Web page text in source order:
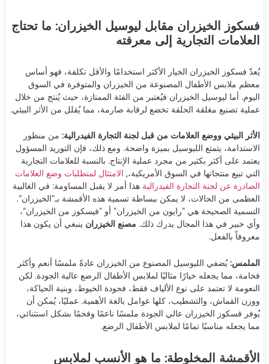
فسكوز الخيزران مقابل ليوسيل الخيزران: ما تحتاج
العلامات التجارية إلى معرفته
يُعدّ فسكوز الخيزران الخيار الأكثر استخدامًا والأقل تكلفة، فهو أساس
معظم ملابس الأطفال المصنوعة من الخيزران والمتوفرة في السوق
اليوم. أما ليوسيل الخيزران فيُعتبر من الفئة الممتازة، حيث يُنتج من خلال
عملية تصنيع مغلقة الحلقة تخضع لرقابة صارمة، مما يُقلل من الأثر البيئي.
الأثر البيئي ووضع العلامات من قبل لجنة التجارة الفيدرالية: من منظور
الاستدامة، يتمتع الليوسيل بميزة واضحة. ومع ذلك، فإن التوريد المسؤول
يعتمد على أكثر بكثير من مجرد عملية الإنتاج. بالنسبة للعلامات التجارية
التي تبيع منتجاتها في السوق الأمريكية،, الامتثال لمتطلبات وضع العلامات
الصادرة عن لجنة التجارة الفيدرالية هذا أمر لا يقبل المساومة: في الغالبية
العظمى من الحالات، لا يمكن ببساطة تسمية هذه الأقمشة بـ"الخيزران".
التسمية الصحيحة هي "رايون من الخيزران" أو "فيسكوز من الخيزران"،
وأي خبير في هذا المجال يدرك ذلك. مصنع الخيزران ينبغي أن يكون هذا
معروفاً بالفعل.
الملمس:يُضفي الليوسيل المصنوع من الخيزران عادةً ملمسًا أنعم وأكثر
فخامة، مما يجعله خيارًا مثاليًا لملابس الأطفال الرضع عالية الجودة. لكن
النعومة لا تعتمد على نوع الألياف فقط، فجودة الخيوط، وبنية الحياكة،
ووزن القماش، والتشطيب، كلها عوامل بالغة الأهمية. عمليًا، يُمكن أن
يُوفر فسكوز الخيزران عالي الجودة ملمسًا ناعمًا وفخمًا بشكل استثنائي،
مما يجعله مناسبًا تمامًا لملابس الأطفال الرضع.
الأقمشة المخلوطة: ما هو الأنسب لملابس